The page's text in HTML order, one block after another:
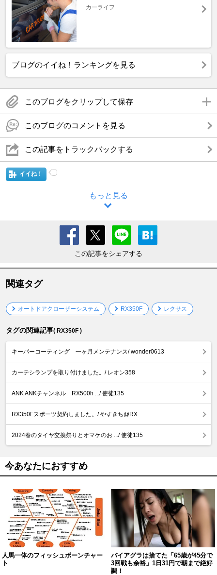
カーライフ
ブログのイイね！ランキングを見る
このブログをクリップして保存
このブログのコメントを見る
この記事をトラックバックする
イイね！
もっと見る
この記事をシェアする
関連タグ
オートドアクローザーシステム RX350F レクサス
タグの関連記事( RX350F )
キーパーコーティング 一ヶ月メンテナンス/ wonder0613
カーテシランプを取り付けました。/ レオン358
ANK ANKチャンネル RX500h .../ 使徒135
RX350Fスポーツ契約しました。/ やすきち@RX
2024春のタイヤ交換祭りとオマケのお .../ 使徒135
今あなたにおすすめ
人馬一体のフィッシュボーンチャー
ト
バイアグラは捨てた「65歳が45分で
3回戦も余裕」1日31円で朝まで絶好
調！